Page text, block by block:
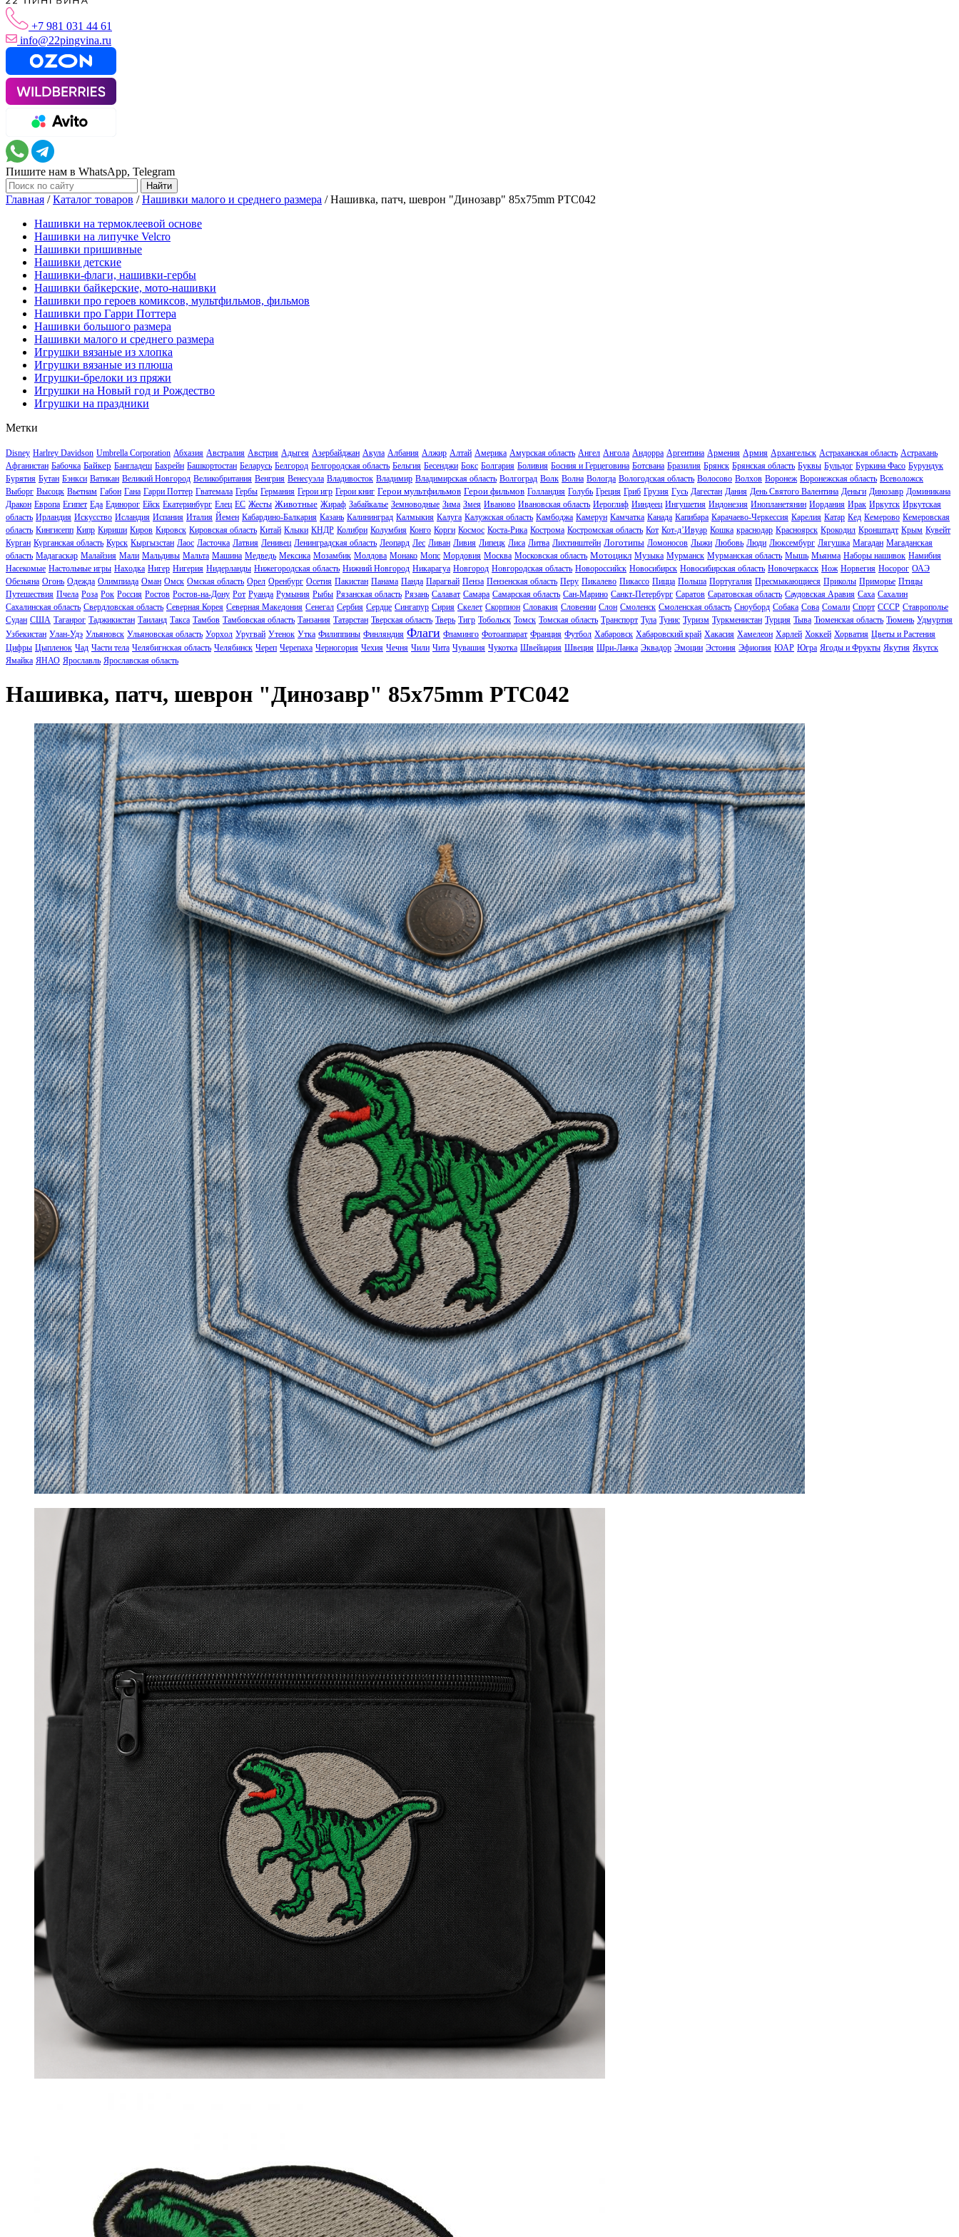
+7 981 031 44 61
info@22pingvina.ru
Пишите нам в WhatsApp, Telegram
Главная /Каталог товаров /Нашивки малого и среднего размера /Нашивка, патч, шеврон "Динозавр" 85x75mm PTC042
Нашивки на термоклеевой основе
Нашивки на липучке Velcro
Нашивки пришивные
Нашивки детские
Нашивки-флаги, нашивки-гербы
Нашивки байкерские, мото-нашивки
Нашивки про героев комиксов, мультфильмов, фильмов
Нашивки про Гарри Поттера
Нашивки большого размера
Нашивки малого и среднего размера
Игрушки вязаные из хлопка
Игрушки вязаные из плюша
Игрушки-брелоки из пряжи
Игрушки на Новый год и Рождество
Игрушки на праздники
Метки
Disney Harlrey Davidson Umbrella Corporation Абхазия Австралия Австрия Адыгея Азербайджан Акула Албания Алжир Алтай Америка Амурская область Ангел Ангола Андорра Аргентина Армения Армия Архангельск Астраханская область Астрахань
Афганистан Бабочка Байкер Бангладеш Бахрейн Башкортостан Беларусь Белгород Белгородская область Бельгия Бесенджи Бокс Болгария Боливия Босния и Герцеговина Ботсвана Бразилия Брянск Брянская область Буквы Бульдог Буркина Фасо Бурундук
Бурятия Бутан Бэнкси Ватикан Великий Новгород Великобритания Венгрия Венесуэла Владивосток Владимир Владимирская область Волгоград Волк Волна Вологда Вологодская область Волосово Волхов Воронеж Воронежская область Всеволожск
Выборг Высоцк Вьетнам Габон Гана Гарри Поттер Гватемала Гербы Германия Герои игр Герои книг Герои мультфильмов Герои фильмов Голландия Голубь Греция Гриб Грузия Гусь Дагестан Дания День Святого Валентина Деньги Динозавр Доминикана
Дракон Европа Египет Еда Единорог Ейск Екатеринбург Елец ЕС Жесты Животные Жираф Забайкалье Земноводные Зима Змея Иваново Ивановская область Иероглиф Ииндеец Ингушетия Индонезия Инопланетянин Иордания Ирак Иркутск Иркутская
область Ирландия Искусство Исландия Испания Италия Йемен Кабардино-Балкария Казань Калининград Калмыкия Калуга Калужская область Камбоджа Камерун Камчатка Канада Капибара Карачаево-Черкессия Карелия Катар Кед Кемерово Кемеровская
область Кингисепп Кипр Кириши Киров Кировск Кировская область Китай Клыки КНДР Колибри Колумбия Конго Корги Космос Коста-Рика Кострома Костромская область Кот Кот-д’Ивуар Кошка краснодар Красноярск Крокодил Кронштадт Крым Кувейт
Курган Курганская область Курск Кыргызстан Лаос Ласточка Латвия Ленивец Ленинградская область Леопард Лес Ливан Ливия Липецк Лиса Литва Лихтинштейн Логотипы Ломоносов Лыжи Любовь Люди Люксембург Лягушка Магадан Магаданская
область Мадагаскар Малайзия Мали Мальдивы Мальта Машина Медведь Мексика Мозамбик Молдова Монако Мопс Мордовия Москва Московская область Мотоцикл Музыка Мурманск Мурманская область Мышь Мьянма Наборы нашивок Намибия
Насекомые Настольные игры Находка Нигер Нигерия Нидерланды Нижегородская область Нижний Новгород Никарагуа Новгород Новгородская область Новороссийск Новосибирск Новосибирская область Новочеркасск Нож Норвегия Носорог ОАЭ
Обезьяна Огонь Одежда Олимпиада Оман Омск Омская область Орел Оренбург Осетия Пакистан Панама Панда Парагвай Пенза Пензенская область Перу Пикалево Пикассо Пицца Польша Португалия Пресмыкающиеся Приколы Приморье Птицы
Путешествия Пчела Роза Рок Россия Ростов Ростов-на-Дону Рот Руанда Румыния Рыбы Рязанская область Рязань Салават Самара Самарская область Сан-Марино Санкт-Петербург Саратов Саратовская область Саудовская Аравия Саха Сахалин
Сахалинская область Свердловская область Северная Корея Северная Македония Сенегал Сербия Сердце Сингапур Сирия Скелет Скорпион Словакия Словении Слон Смоленск Смоленская область Сноуборд Собака Сова Сомали Спорт СССР Ставрополье
Судан США Таганрог Таджикистан Таиланд Такса Тамбов Тамбовская область Танзания Татарстан Тверская область Тверь Тигр Тобольск Томск Томская область Транспорт Тула Тунис Туризм Туркменистан Турция Тыва Тюменская область Тюмень Удмуртия
Узбекистан Улан-Удэ Ульяновск Ульяновская область Уорхол Уругвай Утенок Утка Филиппины Финляндия Флаги Фламинго Фотоаппарат Франция Футбол Хабаровск Хабаровский край Хакасия Хамелеон Харлей Хоккей Хорватия Цветы и Растения
Цифры Цыпленок Чад Части тела Челябигнская область Челябинск Череп Черепаха Черногория Чехия Чечня Чили Чита Чувашия Чукотка Швейцария Швеция Шри-Ланка Эквадор Эмоции Эстония Эфиопия ЮАР Югра Ягоды и Фрукты Якутия Якутск
Ямайка ЯНАО Ярославль Ярославская область
Нашивка, патч, шеврон "Динозавр" 85x75mm PTC042